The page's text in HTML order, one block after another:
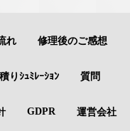
れ 修理後のご感想
りｼｭﾐﾚｰｼｮﾝ 質問
GDPR 運営会社